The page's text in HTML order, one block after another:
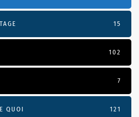
15
102
7
QUOI 121